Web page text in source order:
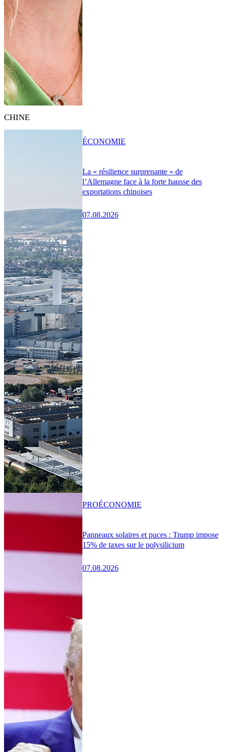
CHINE
La « résilience surprenante » de
l’Allemagne face à la forte hausse des
exportations chinoises
07.08.2026
ÉCONOMIE
Panneaux solaires et puces : Trump impose
15% de taxes sur le polysilicium
07.08.2026
PROÉCONOMIE